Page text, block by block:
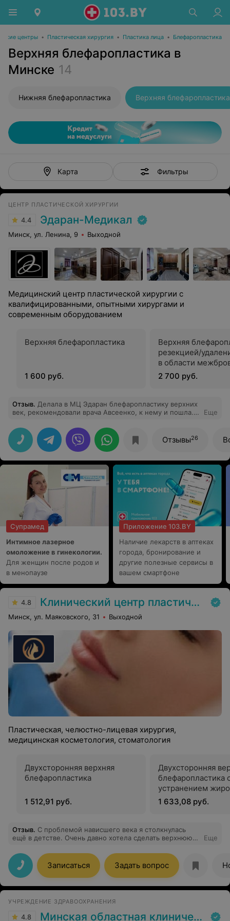
центры • Пластическая хирургия • Пластика лица • Блефаропластика
Верхняя блефаропластика в
Минске 14
Нижняя блефаропластика Верхняя блефаропластика
Карта Фильтры
ЦЕНТР ПЛАСТИЧЕСКОЙ ХИРУРГИИ
4.4 Эдаран-Медикал
Минск, ул. Ленина, 9 Выходной
Медицинский центр пластической хирургии с
квалифицированными, опытными хирургами и
современным оборудованием
Верхняя блефаропластика
1 600 руб.
Верхняя
резекцией/
в области
2 700 руб.
Отзыв. Делала в МЦ Эдаран блефаропластику верхних
век, рекомендовали врача Авсеенко, к нему и пошла.
век все убраны, хотя от природы избыток был
большой. Первую неделю было сложно
восстанавливаться, но оно того стоило, всем советую
и врача, и клинику. Спасибо
Еще
Отзывы26
Супрамед
Интимное лазерное
омоложение в гинекологии.
Для женщин после родов и
в менопаузе
Приложение 103.BY
Наличие лекарств в аптеках
города, бронирование и
другие полезные сервисы в
вашем смартфоне
4.8 Клинический центр пластической хирургии и медицинской косметологии
Минск, ул. Маяковского, 31 Выходной
Пластическая, челюстно-лицевая хирургия,
медицинская косметология, стоматология
Двухсторонняя верхняя
блефаропластика
1 512,91 руб.
Двухсторонняя
блефаропластика
устранением
1 633,08 руб.
Отзыв. С проблемой нависшего века я столкнулась
ещё в детстве. Очень давно хотела сделать верхнюю
именно пал на Дубовского В.Э. Сходила на
консультацию в клинический центр. Мы обсудили все
волнующие меня вопросы и выбрали дату операции.
За неделю до операции я сдала все необходимые
анализы. Операция: я приехала в клинический центр
медицинская сестра. Провели со мной беседу, затем
меня отвели в палату, где я переоделась и погнали.
Еще
Записаться Задать вопрос
УЧРЕЖДЕНИЕ ЗДРАВООХРАНЕНИЯ
4.8 Минская областная клиническая больница